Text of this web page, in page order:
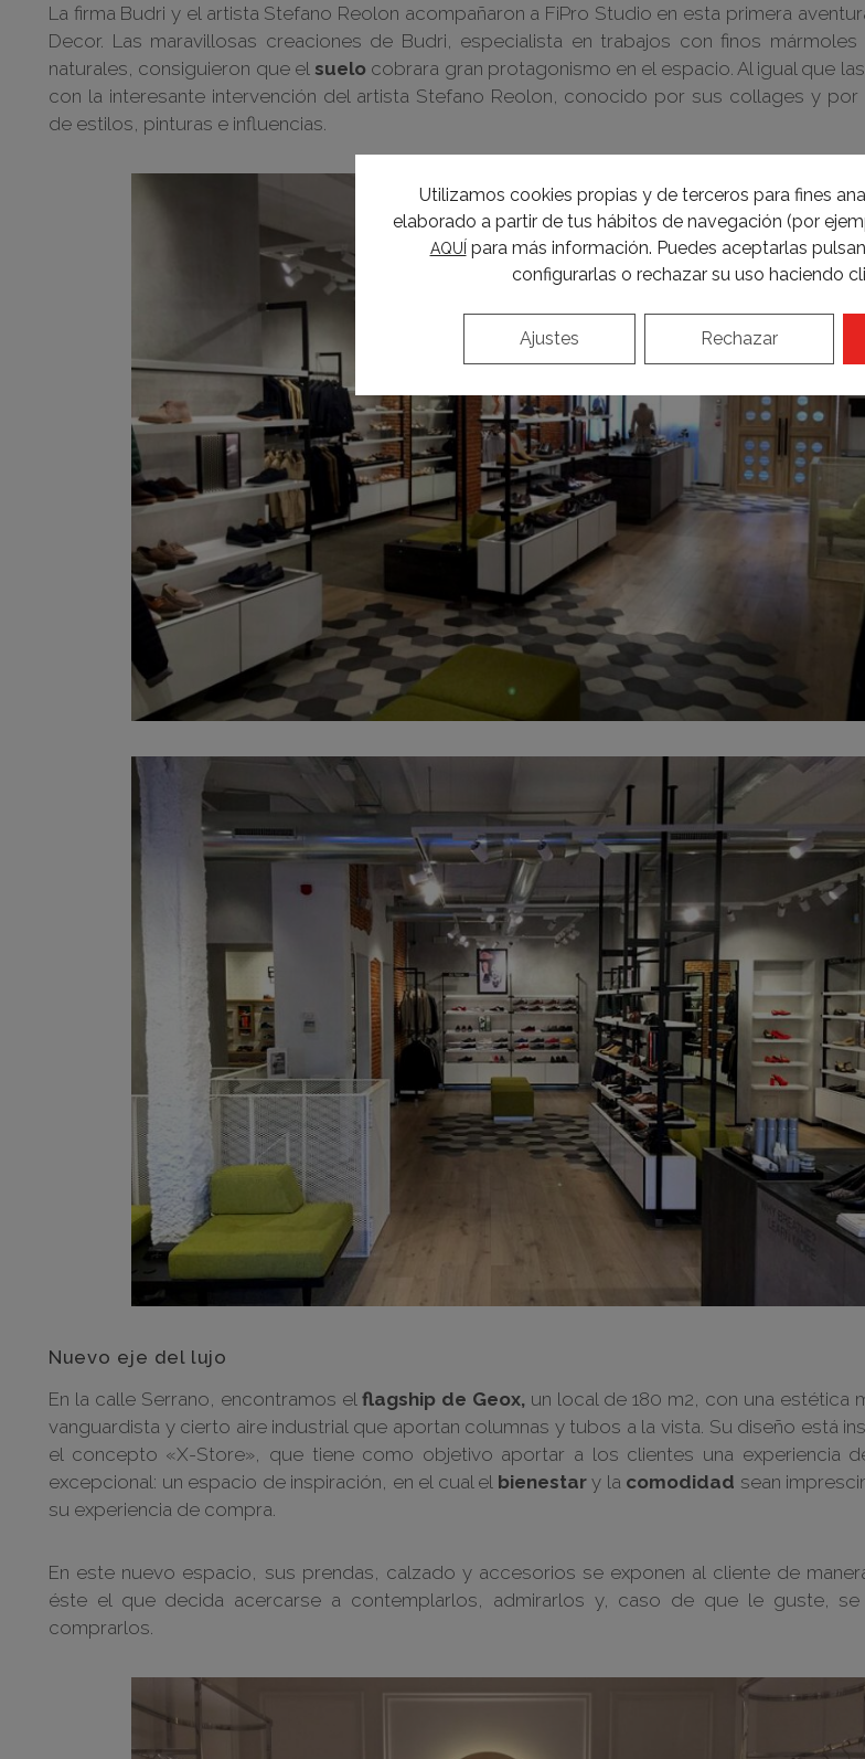
La firma Budri y el artista Stefano Reolon acompañaron a FiPro Studio en esta primera
Decor. Las maravillosas creaciones de Budri, especialista en trabajos con finos mármoles
naturales, consiguieron que el suelo cobrara gran protagonismo en el espacio. Al igual que las
con la interesante intervención del artista Stefano Reolon, conocido por sus collages y por
de estilos, pinturas e influencias.
Nuevo eje del lujo
En la calle Serrano, encontramos el flagship de Geox, un local de 180 m2, con una estética
vanguardista y cierto aire industrial que aportan columnas y tubos a la vista. Su diseño está
el concepto «X-Store», que tiene como objetivo aportar a los clientes una experiencia
excepcional: un espacio de inspiración, en el cual el bienestary la comodidad sean
su experiencia de compra.
En este nuevo espacio, sus prendas, calzado y accesorios se exponen al cliente de
éste el que decida acercarse a contemplarlos, admirarlos y, caso de que le guste,
comprarlos.
Utilizamos cookies propias y de terceros para fines
elaborado a partir de tus hábitos de navegación (por
AQUÍ para más información. Puedes aceptarlas
configurarlas o rechazar su uso haciendo
Rechazar
Ajustes